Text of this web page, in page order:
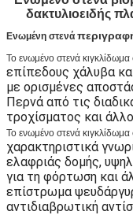
δακτυλιοειδής
Ενωμένη στενά
Το ενωμένο στενά
επίπεδους χάλυβα
με ορισμένες
Περνά από τις
τροχίσματος και
Το ενωμένο στενά
χαρακτηριστικά
ελαφριάς δομής,
για τη φόρτωση και
επίστρωμα
αντιδιαβρωτική